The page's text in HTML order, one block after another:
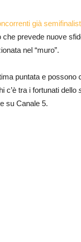
già
prevede nuove
nel “muro”.
puntata e
c’è tra i fortunati dello
su Canale 5.